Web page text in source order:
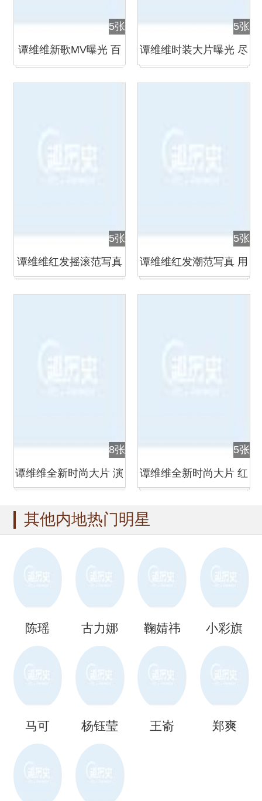
5张
谭维维新歌MV曝光 百
5张
谭维维时装大片曝光 尽
5张
谭维维红发摇滚范写真
5张
谭维维红发潮范写真 用
8张
谭维维全新时尚大片 演
5张
谭维维全新时尚大片 红
其他内地热门明星
陈瑶 古力娜 鞠婧祎 小彩旗
马可 杨钰莹 王嵛 郑爽